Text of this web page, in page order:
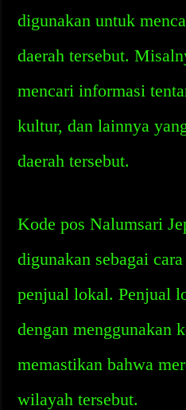
digunakan untuk
daerah tersebut.
mencari informasi
kultur, dan lainnya
daerah tersebut.
Kode pos Nalumsari
digunakan sebagai
penjual lokal. Penjual
dengan menggunakan
memastikan bahwa
wilayah tersebut.